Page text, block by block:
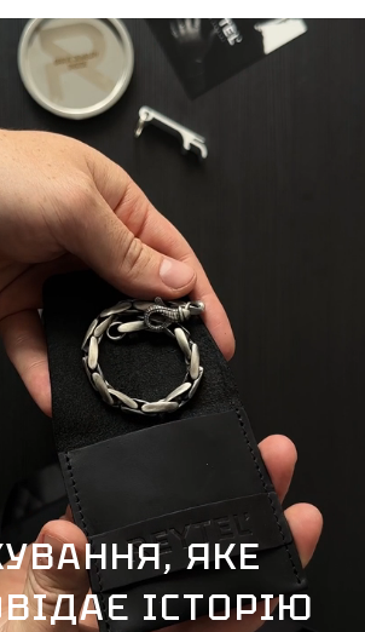
ЯКЕ
ІСТОРІЮ